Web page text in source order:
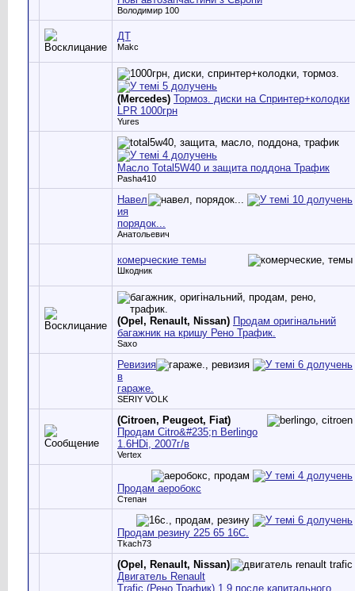
Володимир 100
ДТ
Makc
(Mercedes) Тормоз. диски на Спринтер+колодки
LPR 1000грн
Yures
Масло Total5W40 и защита поддона Трафик
Pasha410
Навел
ия
порядок...
Анатольевич
комерческие темы
Шкодник
(Opel, Renault, Nissan) Продам оригінальний
багажник на кришу Рено Трафик.
Saxo
Ревизия
в
гараже.
SERIY VOLK
(Citroen, Peugeot, Fiat)
Продам Citro&#235;n Berlingo
1.6HDi, 2007г/в
Vertex
Продам аеробокс
Степан
Продам резину 225 65 16С.
Tkach73
(Opel, Renault, Nissan)
Двигатель Renault
Trafic (Рено Трафик) 1,9 после капитального